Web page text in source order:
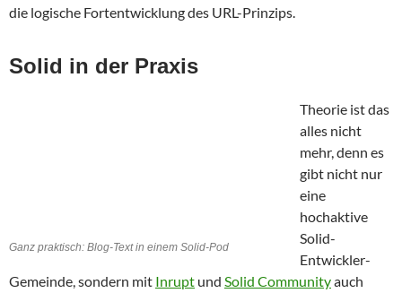
die logische Fortentwicklung des URL-Prinzips.
Solid in der Praxis
Ganz praktisch: Blog-Text in einem Solid-Pod
Theorie ist das
alles nicht
mehr, denn es
gibt nicht nur
eine
hochaktive
Solid-
Entwickler-
Gemeinde, sondern mit Inrupt und Solid Communityauch